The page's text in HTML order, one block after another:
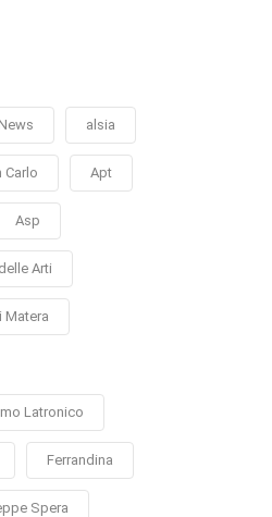
alsia
Carlo Apt
Asp
Arti
Matera
Latronico
Ferrandina
Spera